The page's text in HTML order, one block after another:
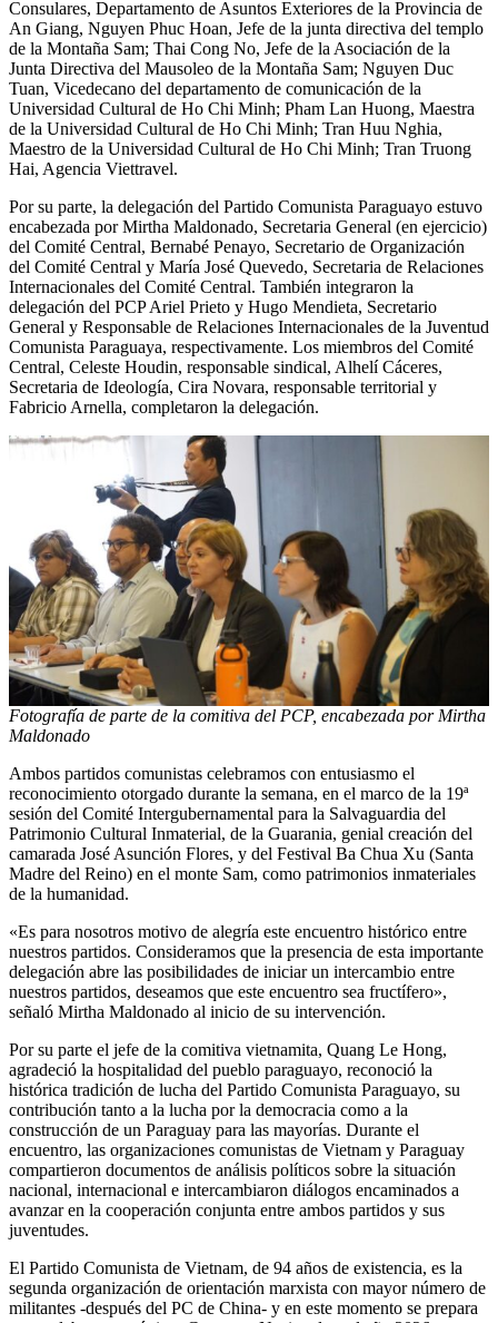
Consulares, Departamento de Asuntos Exteriores de la Provincia de
An Giang, Nguyen Phuc Hoan, Jefe de la junta directiva del templo
de la Montaña Sam; Thai Cong No, Jefe de la Asociación de la
Junta Directiva del Mausoleo de la Montaña Sam; Nguyen Duc
Tuan, Vicedecano del departamento de comunicación de la
Universidad Cultural de Ho Chi Minh; Pham Lan Huong, Maestra
de la Universidad Cultural de Ho Chi Minh; Tran Huu Nghia,
Maestro de la Universidad Cultural de Ho Chi Minh; Tran Truong
Hai, Agencia Viettravel.
Por su parte, la delegación del Partido Comunista Paraguayo estuvo
encabezada por Mirtha Maldonado, Secretaria General (en ejercicio)
del Comité Central, Bernabé Penayo, Secretario de Organización
del Comité Central y María José Quevedo, Secretaria de Relaciones
Internacionales del Comité Central. También integraron la
delegación del PCP Ariel Prieto y Hugo Mendieta, Secretario
General y Responsable de Relaciones Internacionales de la Juventud
Comunista Paraguaya, respectivamente. Los miembros del Comité
Central, Celeste Houdin, responsable sindical, Alhelí Cáceres,
Secretaria de Ideología, Cira Novara, responsable territorial y
Fabricio Arnella, completaron la delegación.
Fotografía de parte de la comitiva del PCP, encabezada por Mirtha
Maldonado
Ambos partidos comunistas celebramos con entusiasmo el
reconocimiento otorgado durante la semana, en el marco de la 19ª
sesión del Comité Intergubernamental para la Salvaguardia del
Patrimonio Cultural Inmaterial, de la Guarania, genial creación del
camarada José Asunción Flores, y del Festival Ba Chua Xu (Santa
Madre del Reino) en el monte Sam, como patrimonios inmateriales
de la humanidad.
«Es para nosotros motivo de alegría este encuentro histórico entre
nuestros partidos. Consideramos que la presencia de esta importante
delegación abre las posibilidades de iniciar un intercambio entre
nuestros partidos, deseamos que este encuentro sea fructífero»,
señaló Mirtha Maldonado al inicio de su intervención.
Por su parte el jefe de la comitiva vietnamita, Quang Le Hong,
agradeció la hospitalidad del pueblo paraguayo, reconoció la
histórica tradición de lucha del Partido Comunista Paraguayo, su
contribución tanto a la lucha por la democracia como a la
construcción de un Paraguay para las mayorías. Durante el
encuentro, las organizaciones comunistas de Vietnam y Paraguay
compartieron documentos de análisis políticos sobre la situación
nacional, internacional e intercambiaron diálogos encaminados a
avanzar en la cooperación conjunta entre ambos partidos y sus
juventudes.
El Partido Comunista de Vietnam, de 94 años de existencia, es la
segunda organización de orientación marxista con mayor número de
militantes -después del PC de China- y en este momento se prepara